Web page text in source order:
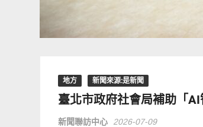
地方 新聞來源:是新聞
臺北市政府社會局補助「
新聞聯訪中心 2026-07-09